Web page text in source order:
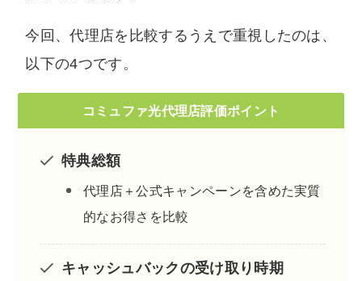
今回、代理店を比較するうえで重視したのは、
以下の4つです。
コミュファ光代理店評価ポイント
特典総額
代理店＋公式キャンペーンを含めた実質
的なお得さを比較
キャッシュバックの受け取り時期